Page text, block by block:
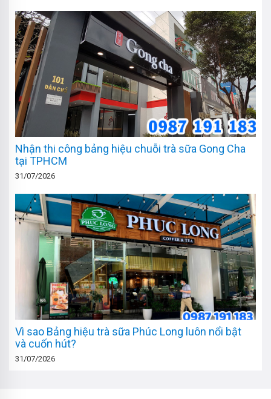
Nhận thi công bảng hiệu chuỗi trà sữa Gong Cha
tại TPHCM
31/07/2026
Vì sao Bảng hiệu trà sữa Phúc Long luôn nổi bật
và cuốn hút?
31/07/2026